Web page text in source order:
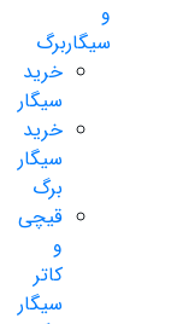
و
سیگاربرگ
خرید
سیگار
خرید
سیگار
برگ
قیچی
و
کاتر
سیگار